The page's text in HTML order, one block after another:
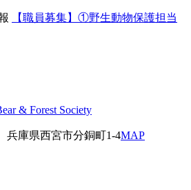
【職員募集】①野生動物保護担当
兵庫県西宮市分銅町1-4MAP